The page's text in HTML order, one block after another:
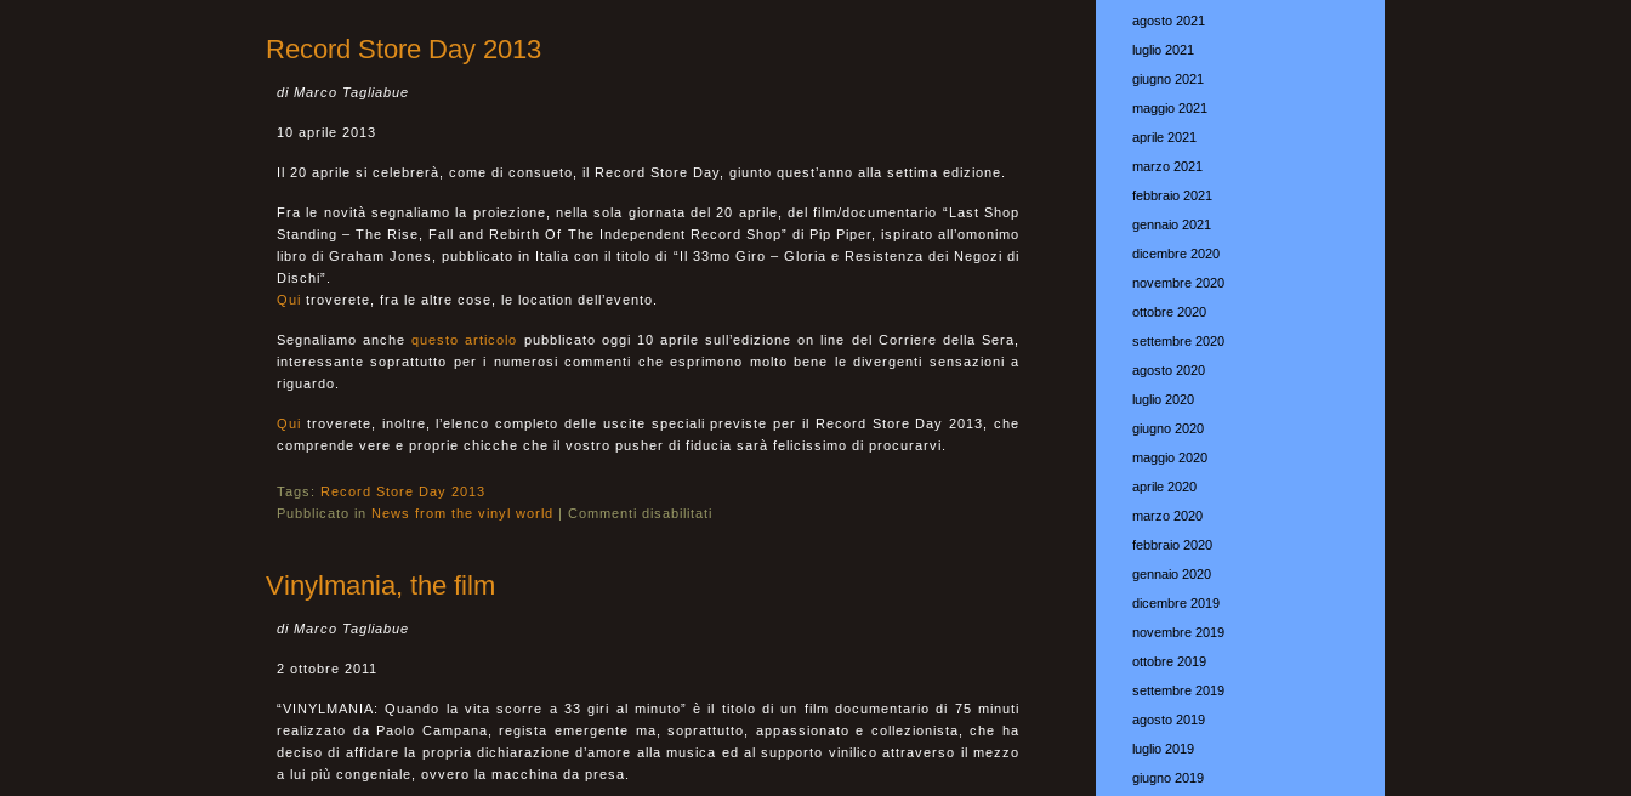
Record Store Day 2013
di Marco Tagliabue
10 aprile 2013
Il 20 aprile si celebrerà, come di consueto, il Record Store Day, giunto quest’anno alla settima edizione.
Fra le novità segnaliamo la proiezione, nella sola giornata del 20 aprile, del film/documentario “Last Shop
Standing – The Rise, Fall and Rebirth Of The Independent Record Shop” di Pip Piper, ispirato all’omonimo
libro di Graham Jones, pubblicato in Italia con il titolo di “Il 33mo Giro – Gloria e Resistenza dei Negozi di
Dischi”.
Qui troverete, fra le altre cose, le location dell’evento.
Segnaliamo anchequesto articolo pubblicato oggi 10 aprile sull’edizione on line del Corriere della Sera,
interessante soprattutto per i numerosi commenti che esprimono molto bene le divergenti sensazioni a
riguardo.
Qui troverete, inoltre, l’elenco completo delle uscite speciali previste per il Record Store Day 2013, che
comprende vere e proprie chicche che il vostro pusher di fiducia sarà felicissimo di procurarvi.
Tags: Record Store Day 2013
Pubblicato in News from the vinyl world | Commenti disabilitati
Vinylmania, the film
di Marco Tagliabue
2 ottobre 2011
“VINYLMANIA: Quando la vita scorre a 33 giri al minuto” è il titolo di un film documentario di 75 minuti
realizzato da Paolo Campana, regista emergente ma, soprattutto, appassionato e collezionista, che ha
deciso di affidare la propria dichiarazione d’amore alla musica ed al supporto vinilico attraverso il mezzo
a lui più congeniale, ovvero la macchina da presa.
agosto 2021
luglio 2021
giugno 2021
maggio 2021
aprile 2021
marzo 2021
febbraio 2021
gennaio 2021
dicembre 2020
novembre 2020
ottobre 2020
settembre 2020
agosto 2020
luglio 2020
giugno 2020
maggio 2020
aprile 2020
marzo 2020
febbraio 2020
gennaio 2020
dicembre 2019
novembre 2019
ottobre 2019
settembre 2019
agosto 2019
luglio 2019
giugno 2019